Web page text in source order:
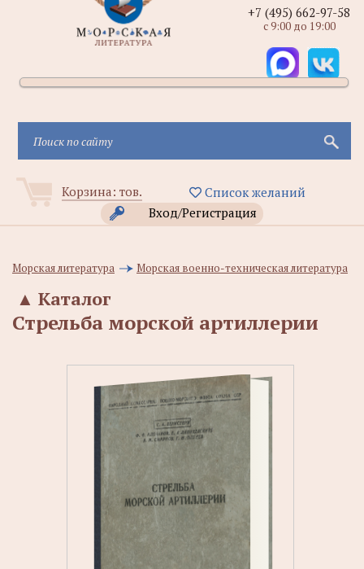
Корзина: тов.
Список желаний
Вход/Регистрация
+7 (495) 662-97-58
с 9:00 до 19:00
Морская литература Морская военно-техническая литература
Каталог
▲
Стрельба морской артиллерии